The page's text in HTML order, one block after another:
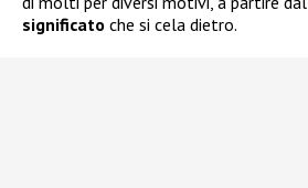
significato che si cela dietro.